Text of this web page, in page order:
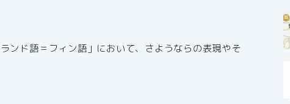
ンド語＝フィン語」において、さようならの表現やそ